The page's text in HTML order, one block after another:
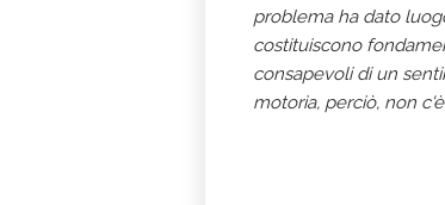
problema ha dato
costituiscono
consapevoli di un
motoria, perciò, non